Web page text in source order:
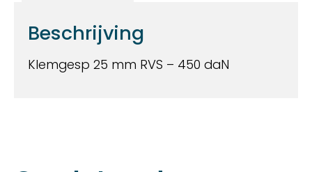
Beschrijving
Klemgesp 25 mm RVS – 450 daN